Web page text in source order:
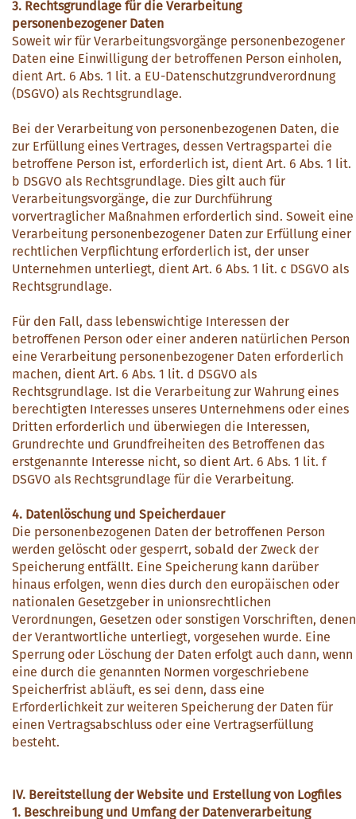
3. Rechtsgrundlage für die Verarbeitung
personenbezogener Daten
Soweit wir für Verarbeitungsvorgänge personenbezogener
Daten eine Einwilligung der betroffenen Person einholen,
dient Art. 6 Abs. 1 lit. a EU-Datenschutzgrundverordnung
(DSGVO) als Rechtsgrundlage.
Bei der Verarbeitung von personenbezogenen Daten, die
zur Erfüllung eines Vertrages, dessen Vertragspartei die
betroffene Person ist, erforderlich ist, dient Art. 6 Abs. 1 lit.
b DSGVO als Rechtsgrundlage. Dies gilt auch für
Verarbeitungsvorgänge, die zur Durchführung
vorvertraglicher Maßnahmen erforderlich sind. Soweit eine
Verarbeitung personenbezogener Daten zur Erfüllung einer
rechtlichen Verpflichtung erforderlich ist, der unser
Unternehmen unterliegt, dient Art. 6 Abs. 1 lit. c DSGVO als
Rechtsgrundlage.
Für den Fall, dass lebenswichtige Interessen der
betroffenen Person oder einer anderen natürlichen Person
eine Verarbeitung personenbezogener Daten erforderlich
machen, dient Art. 6 Abs. 1 lit. d DSGVO als
Rechtsgrundlage. Ist die Verarbeitung zur Wahrung eines
berechtigten Interesses unseres Unternehmens oder eines
Dritten erforderlich und überwiegen die Interessen,
Grundrechte und Grundfreiheiten des Betroffenen das
erstgenannte Interesse nicht, so dient Art. 6 Abs. 1 lit. f
DSGVO als Rechtsgrundlage für die Verarbeitung.
4. Datenlöschung und Speicherdauer
Die personenbezogenen Daten der betroffenen Person
werden gelöscht oder gesperrt, sobald der Zweck der
Speicherung entfällt. Eine Speicherung kann darüber
hinaus erfolgen, wenn dies durch den europäischen oder
nationalen Gesetzgeber in unionsrechtlichen
Verordnungen, Gesetzen oder sonstigen Vorschriften, denen
der Verantwortliche unterliegt, vorgesehen wurde. Eine
Sperrung oder Löschung der Daten erfolgt auch dann, wenn
eine durch die genannten Normen vorgeschriebene
Speicherfrist abläuft, es sei denn, dass eine
Erforderlichkeit zur weiteren Speicherung der Daten für
einen Vertragsabschluss oder eine Vertragserfüllung
besteht.
IV. Bereitstellung der Website und Erstellung von Logfiles
1. Beschreibung und Umfang der Datenverarbeitung